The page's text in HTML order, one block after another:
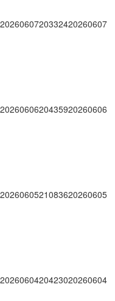
2026060720332420260607
2026060620435920260606
2026060521083620260605
2026060420423020260604